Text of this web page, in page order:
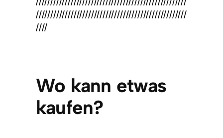
////////////////////////////////////////////////////
////
Wo kann etwas
kaufen?